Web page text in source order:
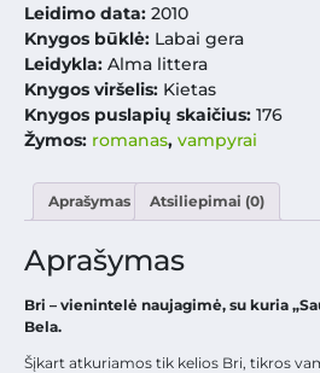
Leidimo data: 2010
Knygos būklė: Labai gera
Leidykla: Alma littera
Knygos viršelis: Kietas
Knygos puslapių skaičius: 176
Žymos: romanas, vampyrai
Aprašymas Atsiliepimai (0)
Aprašymas
Bri – vienintelė naujagimė, su kuria
Bela.
Šįkart atkuriamos tik kelios Bri, tikros